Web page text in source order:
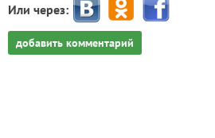
Или через:
добавить комментарий